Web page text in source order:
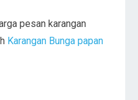
pesan karangan
Karangan Bunga papan